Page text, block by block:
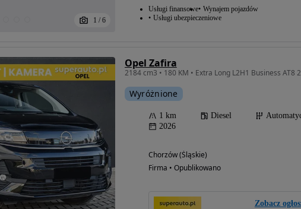
1 / 6
Usługi finansowe Wynajem pojazdów
Usługi ubezpieczeniowe
Opel Zafira
Wyróżnione
1 km Diesel
2026
Chorzów (Śląskie)
Firma • Opublikowano
Zobacz